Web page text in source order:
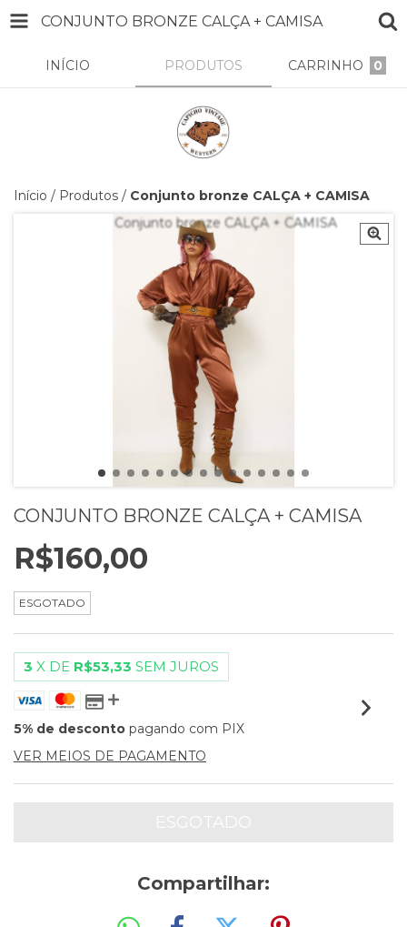
CONJUNTO BRONZE CALÇA + CAMISA
INÍCIO PRODUTOS CARRINHO 0
Início / Produtos / Conjunto bronze CALÇA + CAMISA
CONJUNTO BRONZE CALÇA + CAMISA
R$160,00
ESGOTADO
3 X DE R$53,33 SEM JUROS
5% de desconto pagando com PIX
VER MEIOS DE PAGAMENTO
Compartilhar: